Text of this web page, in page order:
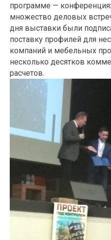
программе —
множество деловых
дня выставки были
поставку профилей для
компаний и мебельных
несколько десятков
расчетов.